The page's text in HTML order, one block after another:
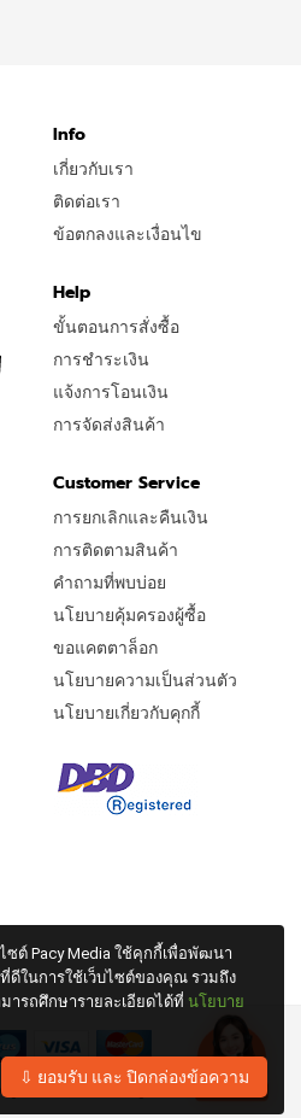
Info
เกี่ยวกับเรา
ติดต่อเรา
ข้อตกลงและเงื่อนไข
Help
ขั้นตอนการสั่งซื้อ
การชำระเงิน
แจ้งการโอนเงิน
การจัดส่งสินค้า
Customer Service
การยกเลิกและคืนเงิน
การติดตามสินค้า
คำถามที่พบบ่อย
นโยบายคุ้มครองผู้ซื้อ
ขอแคตตาล็อก
นโยบายความเป็นส่วนตัว
นโยบายเกี่ยวกับคุกกี้
Stit Co., Ltd.
ซต์ Pacy Media ใช้คุกกี้เพื่อพัฒนา
ในการใช้เว็บไซต์ของคุณ รวมถึง
ารถศึกษารายละเอียดได้ที่ นโยบาย
⇩ ยอมรับ และ ปิดกล่องข้อความ